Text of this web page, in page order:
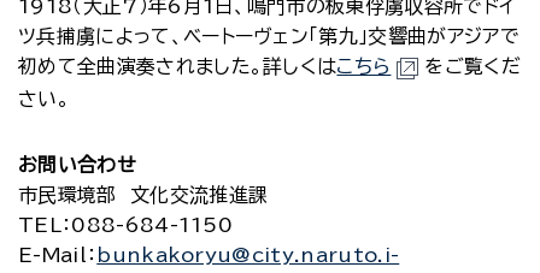
1918（大正7）年6月1日、鳴門市の板東俘虜収容所でドイ
ツ兵捕虜によって、ベートーヴェン「第九」交響曲がアジアで
初めて全曲演奏されました。詳しくはこちら
をご覧くだ
さい。
お問い合わせ
市民環境部 文化交流推進課
TEL
：088-684-1150
E-Mail
： bunkakoryu@city.naruto.i-